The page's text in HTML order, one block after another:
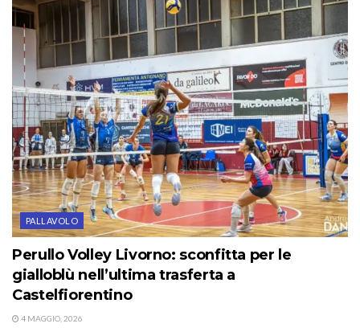
PALLAVOLO
Perullo Volley Livorno: sconfitta per le
gialloblù nell’ultima trasferta a
Castelfiorentino
4 MAGGIO, 2026